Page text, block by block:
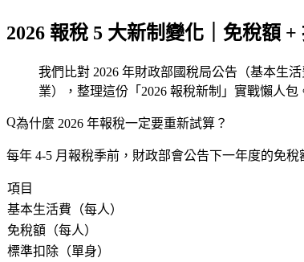
2026 報稅 5 大新制變化｜免稅額
我們比對 2026 年財政部國稅局公告（基本生
業），整理這份「2026 報稅新制」實戰懶人包
為什麼 2026 年報稅一定要重新試算？
每年 4-5 月報稅季前，財政部會公告下一年度的免
項目
基本生活費（每人）
免稅額（每人）
標準扣除（單身）